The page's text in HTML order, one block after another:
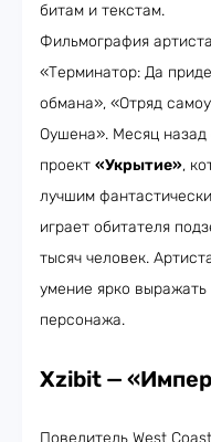
битам и текстам.
Фильмография
«Терминатор: Да
обмана», «Отряд
Оушена». Месяц
проект «Укрытие»,
лучшим
играет обитателя
тысяч человек.
умение ярко
персонажа.
Xzibit —
Повелитель West